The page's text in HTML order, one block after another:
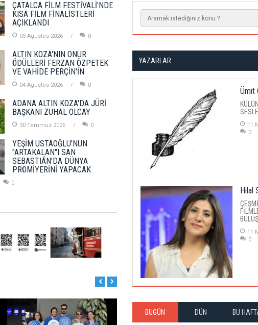
ÇATALCA FİLM FESTİVALİ'NDE
KISA FİLM FİNALİSTLERİ
AÇIKLANDI
05 Agustos 2026 0
ALTIN KOZA'NIN ONUR
ÖDÜLLERİ FERZAN ÖZPETEK
VE VAHİDE PERÇİN'İN
04 Agustos 2026 0
ADANA ALTIN KOZA'DA JÜRİ
BAŞKANI ZUHAL OLCAY
30 Temmuz 2026 0
YEŞİM USTAOĞLU'NUN
"ARTAKALAN"I SAN
SEBASTIÁN'DA DÜNYA
PRÖMİYERİNİ YAPACAK
0
YAZARLAR
Ümit
11
0
Hilal
11
0
BUGÜN DÜN BU